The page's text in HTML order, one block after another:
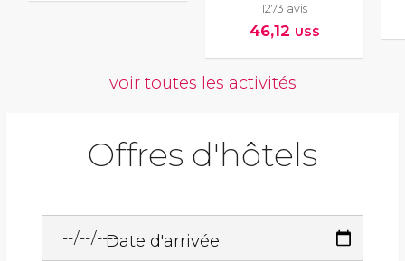
1273 avis
46,12 US$
voir toutes les activités
Offres d'hôtels
Date d'arrivée